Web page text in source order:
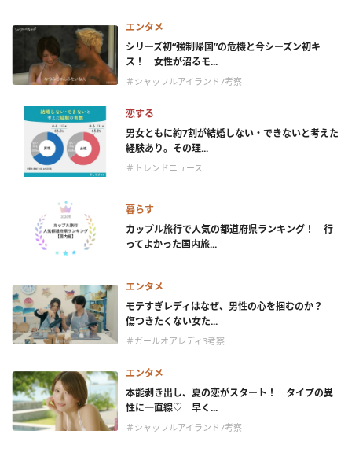
エンタメ
シリーズ初“強制帰国”の危機と今シーズン初キ
ス！ 女性が沼るモ...
＃シャッフルアイランド7考察
恋する
男女ともに約7割が結婚しない・できないと考えた
経験あり。その理...
＃トレンドニュース
暮らす
カップル旅行で人気の都道府県ランキング！ 行
ってよかった国内旅...
エンタメ
モテすぎレディはなぜ、男性の心を掴むのか？
傷つきたくない女た...
＃ガールオアレディ3考察
エンタメ
本能剥き出し、夏の恋がスタート！ タイプの異
性に一直線♡ 早く...
＃シャッフルアイランド7考察